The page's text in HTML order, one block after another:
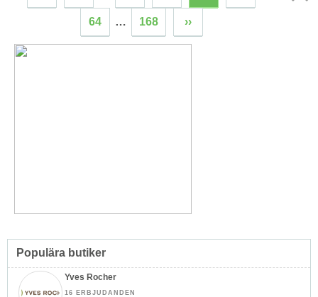
64 … 168 ››
Populära butiker
Yves Rocher
16 ERBJUDANDEN